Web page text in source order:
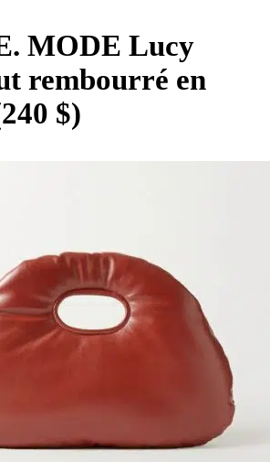
MODE Lucy
rembourré en
$)